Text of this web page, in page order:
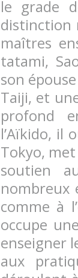
le grade
distinction
maîtres
tatami,
son
Taiji, et
profond
l’Aïkido, il
Tokyo,
soutien
nombreux
comme à
occupe
enseigner
aux